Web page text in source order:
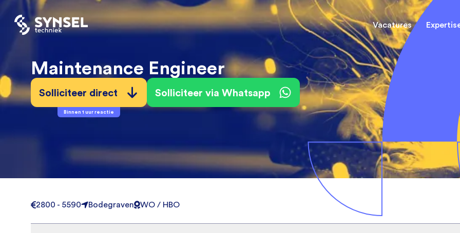
Vacatures
(Field) Service Engineers
Software & Electrical
Engineers
Monteurs binnendienst
Technisch-Commercieel
(Field) Service Engineers
Software & Electrical
Engineers
Monteurs binnendienst
Maintenance Engineer
Solliciteer direct
Binnen 1 uur reactie
Solliciteer via Whatsapp
2800 - 5590 Bodegraven WO / HBO